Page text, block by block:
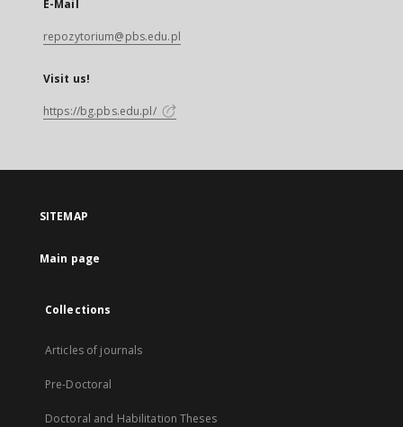
E-Mail
repozytorium@pbs.edu.pl
Visit us!
https://bg.pbs.edu.pl/
SITEMAP
Main page
Collections
Articles of journals
Pre-Doctoral
Doctoral and Habilitation Theses